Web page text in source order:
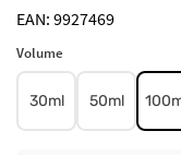
9927469
Volume
30ml 50ml